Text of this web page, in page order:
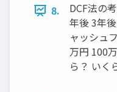
8.
DCF法の
年後 3年
ャッシュ
万円 100
ら？ いく